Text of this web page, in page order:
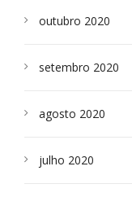
outubro 2020
setembro 2020
agosto 2020
julho 2020